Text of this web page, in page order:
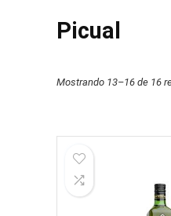
Picual
Mostrando 13–16 de 16